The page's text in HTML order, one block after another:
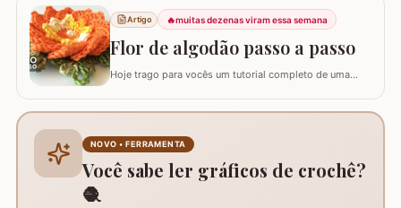
8 pétalas, garantindo um formato mais cheio e
arredondado, ideal para tapetes, mantas e…
Artigo 🔥muitas dezenas viram essa semana
Flor de algodão passo a passo
Hoje trago para vocês um tutorial completo de uma
seu trabalho manual, seja em colchas, caminhos de
mesa ou tapetes. Vamos aprender com…
NOVO • FERRAMENTA
Você sabe ler gráficos de crochê?
🧶